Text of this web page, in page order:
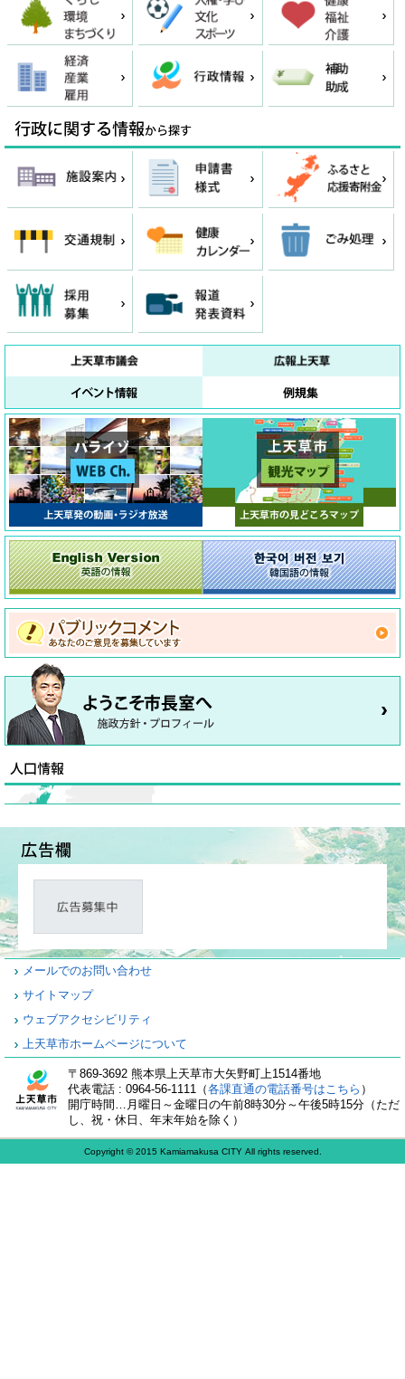
メールでのお問い合わせ
サイトマップ
ウェブアクセシビリティ
上天草市ホームページについて
〒869-3692 熊本県上天草市大矢野町上1514番地
代表電話 : 0964-56-1111（各課直通の電話番号はこちら ）
開庁時間…月曜日～金曜日の午前8時30分～午後5時15分（ただ
し、祝・休日、年末年始を除く）
Copyright © 2015 Kamiamakusa CITY All rights reserved.